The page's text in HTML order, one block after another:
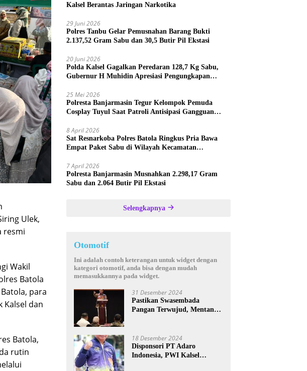
Ulek,
resmi
Wakil
Batola
para
Kalsel dan
Batola,
rutin
Kalsel Berantas Jaringan Narkotika
29 Juni 2026
Polres Tanbu Gelar Pemusnahan Barang Bukti
2.137,52 Gram Sabu dan 30,5 Butir Pil Ekstasi
20 Juni 2026
Polda Kalsel Gagalkan Peredaran 128,7 Kg Sabu,
Gubernur H Muhidin Apresiasi Pengungkapan
25 Mei 2026
Polresta Banjarmasin Tegur Kelompok Pemuda
Cosplay Tuyul Saat Patroli Antisipasi Gangguan
8 April 2026
Sat Resnarkoba Polres Batola Ringkus Pria Bawa
Empat Paket Sabu di Wilayah Kecamatan
7 April 2026
Polresta Banjarmasin Musnahkan 2.298,17 Gram
Sabu dan 2.064 Butir Pil Ekstasi
Selengkapnya
Otomotif
Ini adalah contoh keterangan untuk widget dengan
kategori otomotif, anda bisa dengan mudah
memasukkannya pada widget.
31 Desember 2024
Pastikan Swasembada
Pangan Terwujud, Mentan
18 Desember 2024
Disponsori PT Adaro
Indonesia, PWI Kalsel